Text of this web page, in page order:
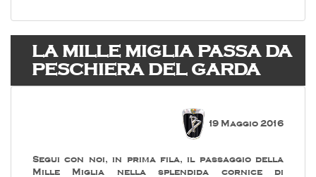
LA MILLE MIGLIA PASSA DA
PESCHIERA DEL GARDA
19 Maggio 2016
Segui con noi, in prima fila, il passaggio della
Mille Miglia nella splendida cornice di